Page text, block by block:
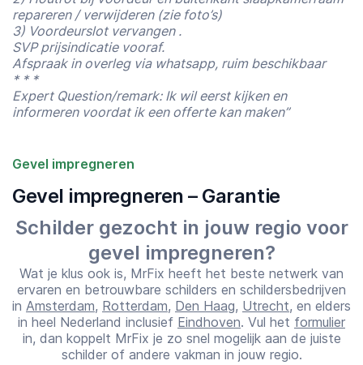
repareren / verwijderen (zie foto’s)
3) Voordeurslot vervangen .
SVP prijsindicatie vooraf.
Afspraak in overleg via whatsapp, ruim beschikbaar
* * *
Expert Question/remark: Ik wil eerst kijken en
informeren voordat ik een offerte kan maken”
Gevel impregneren
Gevel impregneren – Garantie
Schilder gezocht in jouw regio voor
gevel impregneren?
Wat je klus ook is, MrFix heeft het beste netwerk van
ervaren en betrouwbare schilders en schildersbedrijven
in Amsterdam, Rotterdam, Den Haag, Utrecht, en elders
in heel Nederland inclusief Eindhoven. Vul het formulier
in, dan koppelt MrFix je zo snel mogelijk aan de juiste
schilder of andere vakman in jouw regio.
Starttijd
07:00
Eindtijd